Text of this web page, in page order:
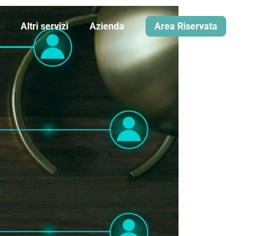
Altri servizi Azienda Area Riservata